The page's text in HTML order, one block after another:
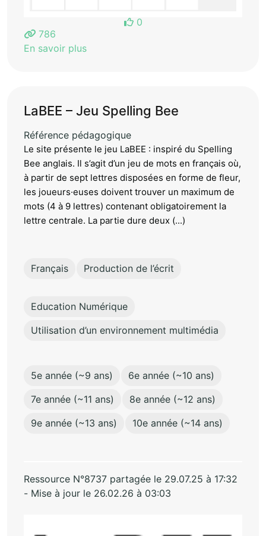
0
786
En savoir plus
LaBEE – Jeu Spelling Bee
Référence pédagogique
Le site présente le jeu LaBEE : inspiré du Spelling
Bee anglais. Il s’agit d’un jeu de mots en français où,
à partir de sept lettres disposées en forme de fleur,
les joueurs·euses doivent trouver un maximum de
mots (4 à 9 lettres) contenant obligatoirement la
lettre centrale. La partie dure deux (...)
Français Production de l’écrit
Education Numérique
Utilisation d’un environnement multimédia
5e année (~9 ans)
6e année (~10 ans)
7e année (~11 ans)
8e année (~12 ans)
9e année (~13 ans)
10e année (~14 ans)
Ressource N°8737 partagée le 29.07.25 à 17:32
- Mise à jour le 26.02.26 à 03:03